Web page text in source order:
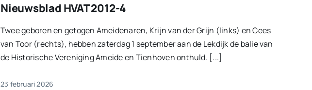
Nieuwsblad HVAT 2012-4
Twee geboren en getogen Ameidenaren, Krijn van der Grijn (links) en Cees
van Toor (rechts), hebben zaterdag 1 september aan de Lekdijk de balie van
de Historische Vereniging Ameide en Tienhoven onthuld. [...]
23 februari 2026